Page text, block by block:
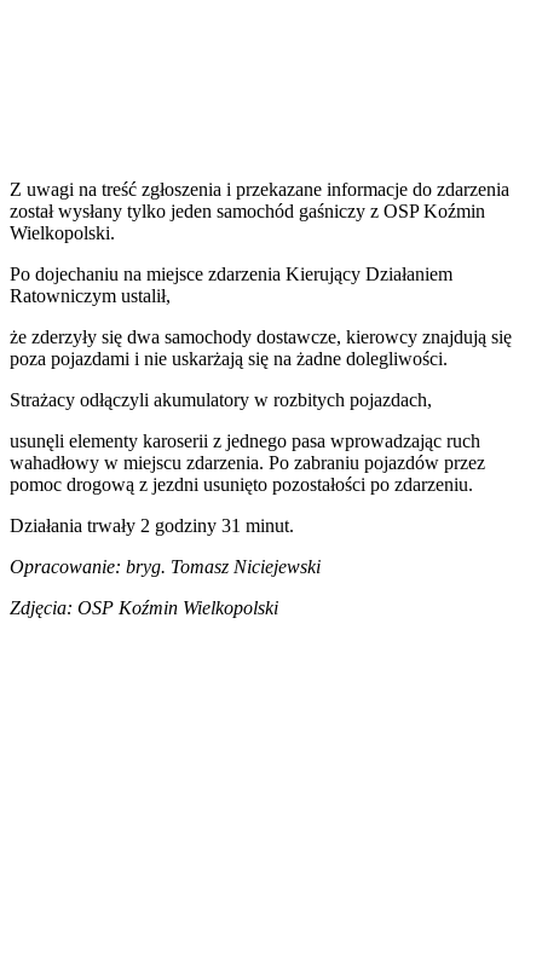
Z uwagi na treść zgłoszenia i przekazane informacje do zdarzenia
został wysłany tylko jeden samochód gaśniczy z OSP Koźmin
Wielkopolski.
Po dojechaniu na miejsce zdarzenia Kierujący Działaniem
Ratowniczym ustalił,
że zderzyły się dwa samochody dostawcze, kierowcy znajdują się
poza pojazdami i nie uskarżają się na żadne dolegliwości.
Strażacy odłączyli akumulatory w rozbitych pojazdach,
usunęli elementy karoserii z jednego pasa wprowadzając ruch
wahadłowy w miejscu zdarzenia. Po zabraniu pojazdów przez
pomoc drogową z jezdni usunięto pozostałości po zdarzeniu.
Działania trwały 2 godziny 31 minut.
Opracowanie: bryg. Tomasz Niciejewski
Zdjęcia: OSP Koźmin Wielkopolski